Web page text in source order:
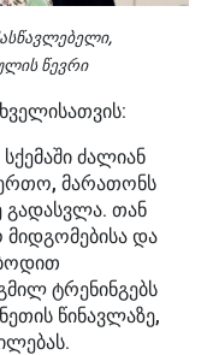
წევრი
ძალიან
მარათონს
გადასვლა. თან
და
ტრენინგებს
წინავლაზე,